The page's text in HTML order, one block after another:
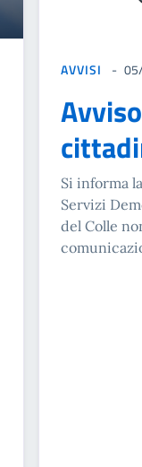
AVVISI
Si informa
Servizi
del Colle